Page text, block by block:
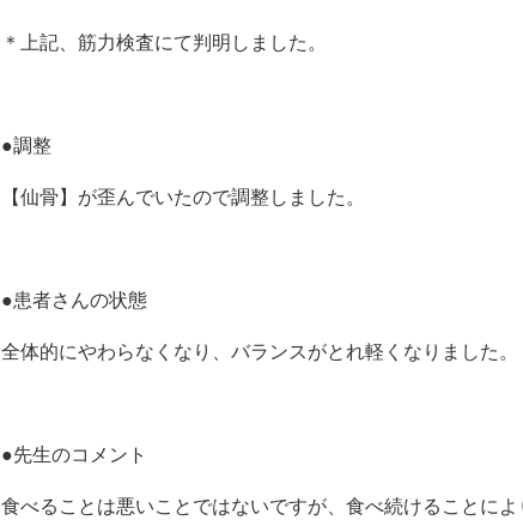
＊上記、筋力検査にて判明しました。
●調整
【仙骨】が歪んでいたので調整しました。
●患者さんの状態
全体的にやわらなくなり、バランスがとれ軽くなりました。
●先生のコメント
食べることは悪いことではないですが、食べ続けることに